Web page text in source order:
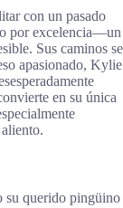
con un pasado
por excelencia—un
Sus caminos se
apasionado, Kylie
en su única
su querido pingüino